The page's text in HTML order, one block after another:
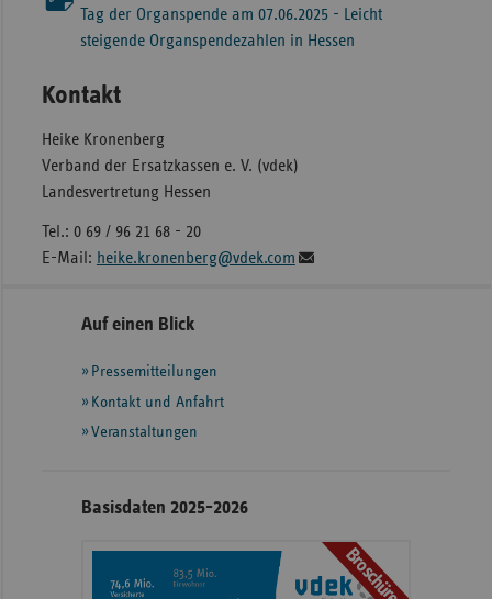
Tag der Organspende am 07.06.2025 - Leicht
steigende Organspendezahlen in Hessen
Kontakt
Heike Kronenberg
Verband der Ersatzkassen e. V. (vdek)
Landesvertretung Hessen
Tel.: 0 69 / 96 21 68 - 20
E-Mail: heike.kronenberg@vdek.com
Seitennavigation
Seitenleiste
weiteren
Informationen
Auf einen Blick
Pressemitteilungen
Kontakt und Anfahrt
Veranstaltungen
Basisdaten 2025-2026
Broschüre